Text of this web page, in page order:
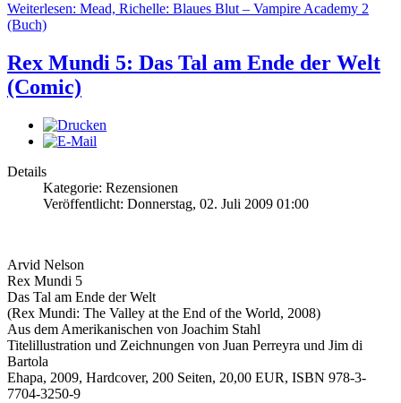
Weiterlesen: Mead, Richelle: Blaues Blut – Vampire Academy 2
(Buch)
Rex Mundi 5: Das Tal am Ende der Welt
(Comic)
Details
Kategorie: Rezensionen
Veröffentlicht: Donnerstag, 02. Juli 2009 01:00
Arvid Nelson
Rex Mundi 5
Das Tal am Ende der Welt
(Rex Mundi: The Valley at the End of the World, 2008)
Aus dem Amerikanischen von Joachim Stahl
Titelillustration und Zeichnungen von Juan Perreyra und Jim di
Bartola
Ehapa, 2009, Hardcover, 200 Seiten, 20,00 EUR, ISBN 978-3-
7704-3250-9